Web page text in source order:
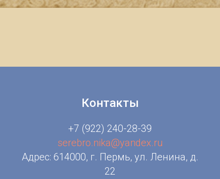
Контакты
+7 (922) 240-28-39
serebro.nika@yandex.ru
Адрес: 614000, г. Пермь, ул. Ленина, д.
22